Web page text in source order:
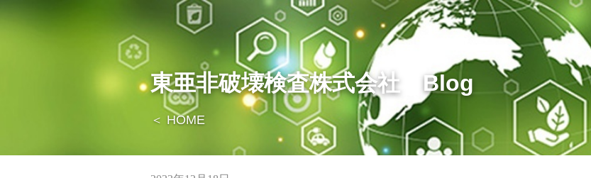
東亜非破壊検査株式会社 Blog
＜ HOME